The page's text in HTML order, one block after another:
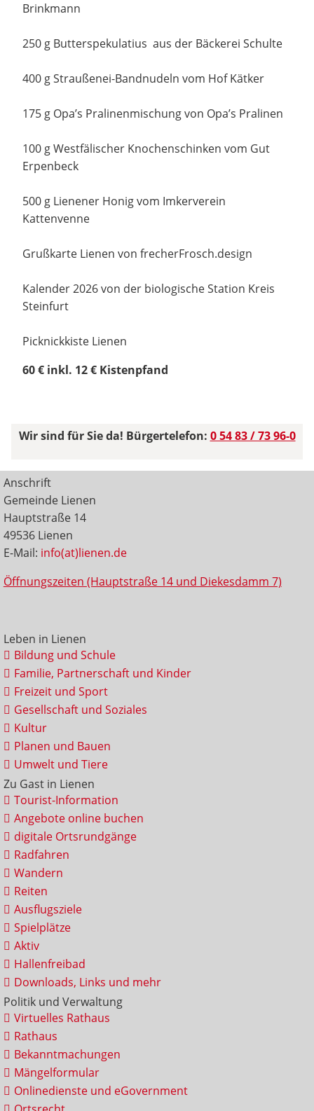
Brinkmann
250 g Butterspekulatius aus der Bäckerei Schulte
400 g Straußenei-Bandnudeln vom Hof Kätker
175 g Opa’s Pralinenmischung von Opa’s Pralinen
100 g Westfälischer Knochenschinken vom Gut
Erpenbeck
500 g Lienener Honig vom Imkerverein
Kattenvenne
Grußkarte Lienen von frecherFrosch.design
Kalender 2026 von der biologische Station Kreis
Steinfurt
Picknickkiste Lienen
60 € inkl. 12 € Kistenpfand
Wir sind für Sie da! Bürgertelefon: 0 54 83 / 73 96-0
Anschrift
Gemeinde Lienen
Hauptstraße 14
49536 Lienen
E-Mail: info(at)lienen.de
Öffnungszeiten (Hauptstraße 14 und Diekesdamm 7)
Leben in Lienen
Bildung und Schule
Familie, Partnerschaft und Kinder
Freizeit und Sport
Gesellschaft und Soziales
Kultur
Planen und Bauen
Umwelt und Tiere
Zu Gast in Lienen
Tourist-Information
Angebote online buchen
digitale Ortsrundgänge
Radfahren
Wandern
Reiten
Ausflugsziele
Spielplätze
Aktiv
Hallenfreibad
Downloads, Links und mehr
Politik und Verwaltung
Virtuelles Rathaus
Rathaus
Bekanntmachungen
Mängelformular
Onlinedienste und eGovernment